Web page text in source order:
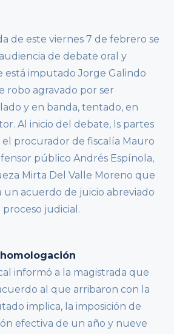
de este viernes 7 de febrero se
de debate oral y
está imputado Jorge Galindo
robo agravado por ser
y en banda, tentado, en
Al inicio del debate, ls partes
procurador de fiscalía Mauro
público Andrés Espínola,
Mirta Del Valle Moreno que
un acuerdo de juicio abreviado
judicial.
informó a la magistrada que
al que arribaron con la
implica, la imposición de
efectiva de un año y nueve